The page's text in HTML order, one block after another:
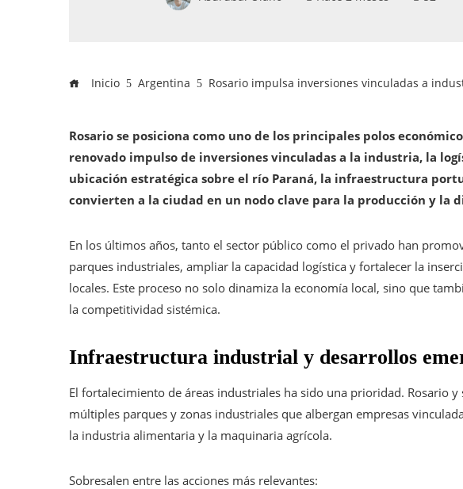
Inicio Argentina Rosario impulsa inversiones vinculadas a
Rosario se posiciona como uno de los principales polos
renovado impulso de inversiones vinculadas a la industria, la
ubicación estratégica sobre el río Paraná, la infraestructura
convierten a la ciudad en un nodo clave para la producción y la
En los últimos años, tanto el sector público como el privado han
parques industriales, ampliar la capacidad logística y fortalecer la
locales. Este proceso no solo dinamiza la economía local, sino que
la competitividad sistémica.
Infraestructura industrial y desarrollos
El fortalecimiento de áreas industriales ha sido una prioridad. Rosario
múltiples parques y zonas industriales que albergan empresas
la industria alimentaria y la maquinaria agrícola.
Sobresalen entre las acciones más relevantes: